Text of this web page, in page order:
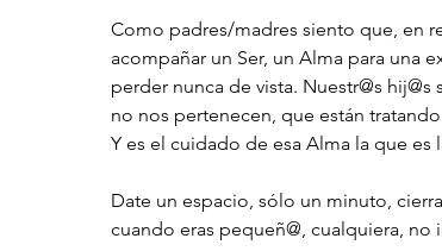
Como padres/madres siento que, en
acompañar un Ser, un Alma para una
perder nunca de vista. Nuestr@s
no nos pertenecen, que están
Y es el cuidado de esa Alma la que
Date un espacio, sólo un minuto,
cuando eras pequeñ@, cualquiera, no